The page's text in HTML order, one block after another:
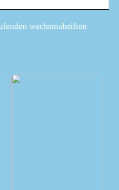
wachsmalstiften